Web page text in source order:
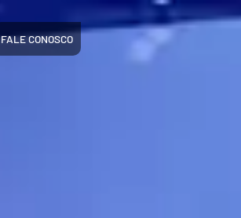
FALE CONOSCO